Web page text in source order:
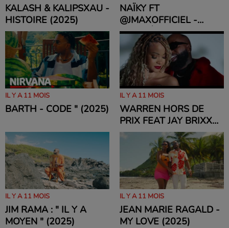
KALASH & KALIPSXAU -
HISTOIRE (2025)
NAÏKY FT
‪@JMAXOFFICIEL‬ -
PWOMÈS (2025)
IL Y A 11 MOIS
BARTH - CODE " (2025)
IL Y A 11 MOIS
WARREN HORS DE
PRIX FEAT JAY BRIXXX
(2025)
IL Y A 11 MOIS
JIM RAMA : " IL Y A
MOYEN " (2025)
IL Y A 11 MOIS
JEAN MARIE RAGALD -
MY LOVE (2025)